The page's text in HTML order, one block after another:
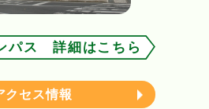
パス 詳細はこちら
クセス情報